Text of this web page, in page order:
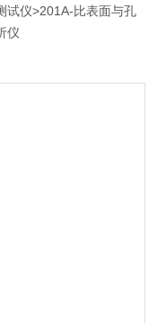
试仪>201A-比表面与孔
仪